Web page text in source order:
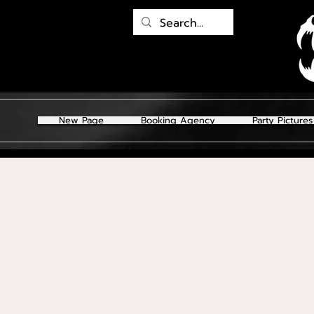
New Page Booking Agency Party Pictures